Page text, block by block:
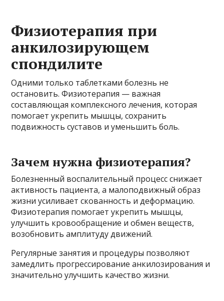
Физиотерапия при
анкилозирующем
спондилите
Одними только таблетками болезнь не
остановить. Физиотерапия — важная
составляющая комплексного лечения, которая
помогает укрепить мышцы, сохранить
подвижность суставов и уменьшить боль.
Зачем нужна физиотерапия?
Болезненный воспалительный процесс снижает
активность пациента, а малоподвижный образ
жизни усиливает скованность и деформацию.
Физиотерапия помогает укрепить мышцы,
улучшить кровообращение и обмен веществ,
возобновить амплитуду движений.
Регулярные занятия и процедуры позволяют
замедлить прогрессирование анкилозирования и
значительно улучшить качество жизни.